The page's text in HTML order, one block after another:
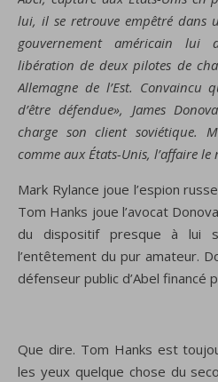
lui, il se retrouve empêtré dans
gouvernement américain lui
libération de deux pilotes de
Allemagne de l’Est. Convaincu
d’être défendue», James
charge son client soviétique.
comme aux États-Unis, l’affaire le
Mark Rylance joue l’espion
Tom Hanks joue l’avocat
du dispositif presque à lui
l’entêtement du pur amateur.
défenseur public d’Abel financé
Que dire. Tom Hanks est
les yeux quelque chose du